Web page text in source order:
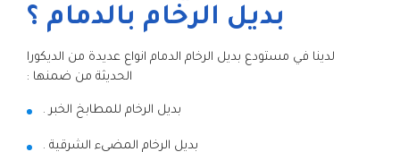
بديل الرخام بالدمام ؟
لدينا في مستودع بديل الرخام الدمام انواع عديدة من الديكورا
الحديثة من ضمنها :
بديل الرخام للمطابخ الخبر .
بديل الرخام المضيء الشرقية .